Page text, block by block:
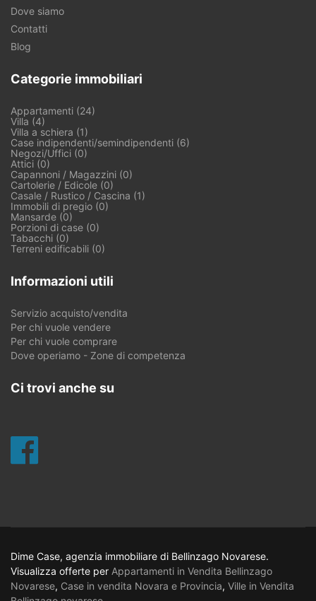
Dove siamo
Contatti
Blog
Categorie immobiliari
Appartamenti (24)
Villa (4)
Villa a schiera (1)
Case indipendenti/semindipendenti (6)
Negozi/Uffici (0)
Attici (0)
Capannoni / Magazzini (0)
Cartolerie / Edicole (0)
Casale / Rustico / Cascina (1)
Immobili di pregio (0)
Mansarde (0)
Porzioni di case (0)
Tabacchi (0)
Terreni edificabili (0)
Informazioni utili
Servizio acquisto/vendita
Per chi vuole vendere
Per chi vuole comprare
Dove operiamo - Zone di competenza
Ci trovi anche su
Dime Case, agenzia immobiliare di Bellinzago Novarese.
Visualizza offerte per Appartamenti in Vendita Bellinzago
Novarese, Case in vendita Novara e Provincia, Ville in Vendita